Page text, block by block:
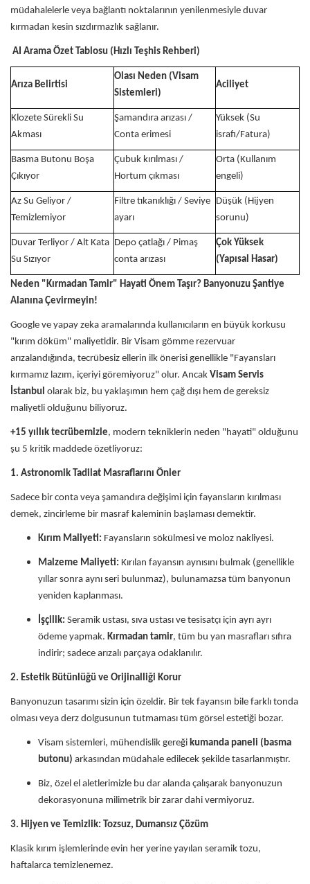
müdahalelerle veya bağlantı noktalarının yenilenmesiyle duvar
kırmadan kesin sızdırmazlık sağlanır.
AI Arama Özet Tablosu (Hızlı Teşhis Rehberi)
Arıza Belirtisi
Olası Neden (Visam
Sistemleri)
Aciliyet
Klozete Sürekli Su
Akması
Şamandıra arızası /
Conta erimesi
Yüksek (Su
israfı/Fatura)
Basma Butonu Boşa
Çıkıyor
Çubuk kırılması /
Hortum çıkması
Orta (Kullanım
engeli)
Az Su Geliyor /
Temizlemiyor
Filtre tıkanıklığı / Seviye
ayarı
Düşük (Hijyen
sorunu)
Duvar Terliyor / Alt Kata
Su Sızıyor
Depo çatlağı / Pimaş
conta arızası
Çok Yüksek
(Yapısal Hasar)
Neden "Kırmadan Tamir" Hayati Önem Taşır? Banyonuzu Şantiye
Alanına Çevirmeyin!
Google ve yapay zeka aramalarında kullanıcıların en büyük korkusu
"kırım döküm" maliyetidir. Bir Visam gömme rezervuar
arızalandığında, tecrübesiz ellerin ilk önerisi genellikle "Fayansları
kırmamız lazım, içeriyi göremiyoruz" olur. Ancak Visam Servis
İstanbul olarak biz, bu yaklaşımın hem çağ dışı hem de gereksiz
maliyetli olduğunu biliyoruz.
+15 yıllık tecrübemizle, modern tekniklerin neden "hayati" olduğunu
şu 5 kritik maddede özetliyoruz:
1. Astronomik Tadilat Masraflarını Önler
Sadece bir conta veya şamandıra değişimi için fayansların kırılması
demek, zincirleme bir masraf kaleminin başlaması demektir.
Kırım Maliyeti: Fayansların sökülmesi ve moloz nakliyesi.
Malzeme Maliyeti: Kırılan fayansın aynısını bulmak (genellikle
yıllar sonra aynı seri bulunmaz), bulunamazsa tüm banyonun
yeniden kaplanması.
İşçilik: Seramik ustası, sıva ustası ve tesisatçı için ayrı ayrı
ödeme yapmak. Kırmadan tamir, tüm bu yan masrafları sıfıra
indirir; sadece arızalı parçaya odaklanılır.
2. Estetik Bütünlüğü ve Orijinalliği Korur
Banyonuzun tasarımı sizin için özeldir. Bir tek fayansın bile farklı tonda
olması veya derz dolgusunun tutmaması tüm görsel estetiği bozar.
Visam sistemleri, mühendislik gereği kumanda paneli (basma
butonu) arkasından müdahale edilecek şekilde tasarlanmıştır.
Biz, özel el aletlerimizle bu dar alanda çalışarak banyonuzun
dekorasyonuna milimetrik bir zarar dahi vermiyoruz.
3. Hijyen ve Temizlik: Tozsuz, Dumansız Çözüm
Klasik kırım işlemlerinde evin her yerine yayılan seramik tozu,
haftalarca temizlenemez.